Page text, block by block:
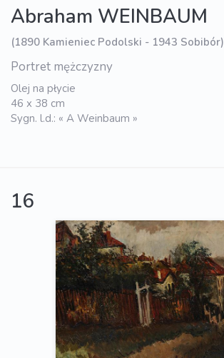
Abraham WEINBAUM
(1890 Kamieniec Podolski - 1943 Sobibór)
Portret mężczyzny
Olej na płycie
46 x 38 cm
Sygn. l.d.: « A Weinbaum »
16